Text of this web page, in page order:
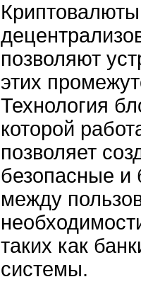
позволяют
этих
Технология
которой
позволяет
безопасные и
между
таких как
системы.